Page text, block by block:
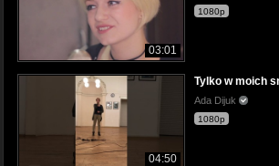
03:01
1080p
04:50
Tylko w moich
Ada Dijuk
1080p